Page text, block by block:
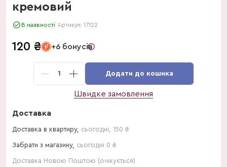
кремовий
В наявності Артикул: 17122
120 ₴ +6 бонусів
1 Додати до кошика
Швидке замовлення
Доставка
Доставка в квартиру, сьогодні 150 ₴
Забрати з магазину, сьогодні 0 ₴
Доставка Новою Поштою (очікується)